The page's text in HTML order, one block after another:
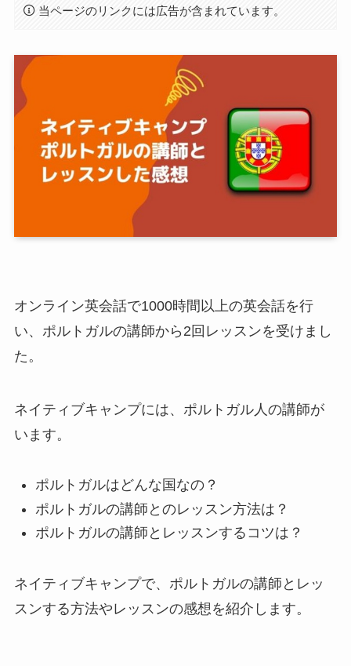
当ページのリンクには広告が含まれています。
オンライン英会話で1000時間以上の英会話を行
い、ポルトガルの講師から2回レッスンを受けまし
た。
ネイティブキャンプには、ポルトガル人の講師が
います。
ポルトガルはどんな国なの？
ポルトガルの講師とのレッスン方法は？
ポルトガルの講師とレッスンするコツは？
ネイティブキャンプで、ポルトガルの講師とレッ
スンする方法やレッスンの感想を紹介します。